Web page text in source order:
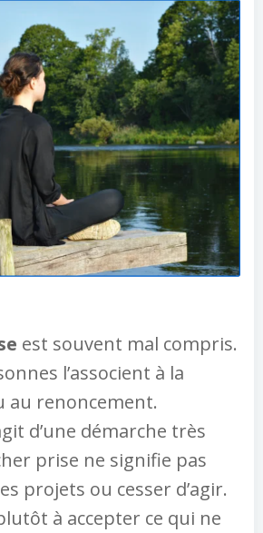
est souvent mal compris.
l’associent à la
au renoncement.
d’une démarche très
prise ne signifie pas
projets ou cesser d’agir.
à accepter ce qui ne